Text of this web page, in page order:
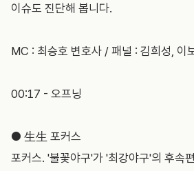
이슈도 진단해 봅니다.
MC : 최승호 변호사 / 패널 : 김희성, 이
00:17 - 오프닝
● 生生 포커스
포커스. '불꽃야구'가 '최강야구'의 후속